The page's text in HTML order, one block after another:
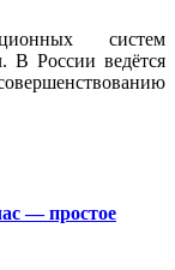
систем
В России ведётся
— простое